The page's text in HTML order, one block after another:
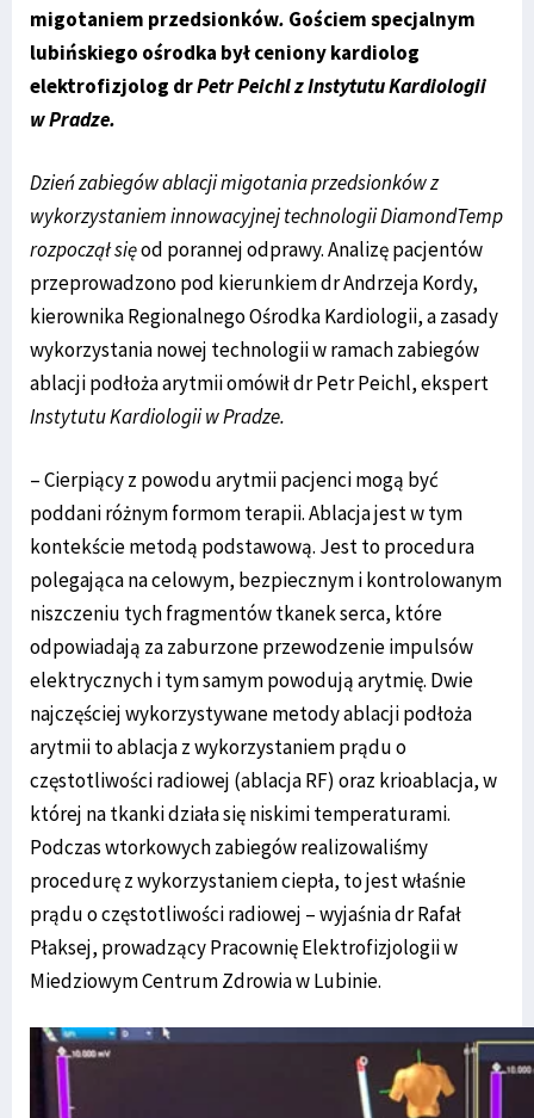
migotaniem przedsionków. Gościem specjalnym
lubińskiego ośrodka był ceniony kardiolog
elektrofizjolog drPetr Peichl z Instytutu Kardiologii
w Pradze.
Dzień zabiegów ablacji migotania przedsionków z
wykorzystaniem innowacyjnej technologii DiamondTemp
rozpoczął sięod porannej odprawy. Analizę pacjentów
przeprowadzono pod kierunkiem dr Andrzeja Kordy,
kierownika Regionalnego Ośrodka Kardiologii, a zasady
wykorzystania nowej technologii w ramach zabiegów
ablacji podłoża arytmii omówił dr Petr Peichl, ekspert
Instytutu Kardiologii w Pradze.
– Cierpiący z powodu arytmii pacjenci mogą być
poddani różnym formom terapii. Ablacja jest w tym
kontekście metodą podstawową. Jest to procedura
polegająca na celowym, bezpiecznym i kontrolowanym
niszczeniu tych fragmentów tkanek serca, które
odpowiadają za zaburzone przewodzenie impulsów
elektrycznych i tym samym powodują arytmię. Dwie
najczęściej wykorzystywane metody ablacji podłoża
arytmii to ablacja z wykorzystaniem prądu o
częstotliwości radiowej (ablacja RF) oraz krioablacja, w
której na tkanki działa się niskimi temperaturami.
Podczas wtorkowych zabiegów realizowaliśmy
procedurę z wykorzystaniem ciepła, to jest właśnie
prądu o częstotliwości radiowej – wyjaśnia dr Rafał
Płaksej, prowadzący Pracownię Elektrofizjologii w
Miedziowym Centrum Zdrowia w Lubinie.